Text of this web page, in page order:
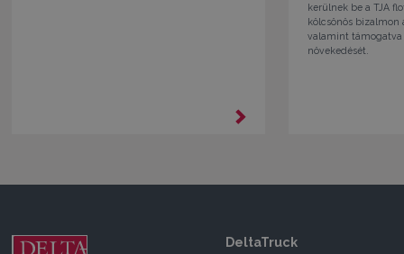
kerülnek be a TJA
kölcsönös bizalmon
valamint támogatva
növekedését.
DeltaTruck